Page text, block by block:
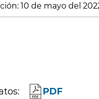
10 de mayo del
PDF